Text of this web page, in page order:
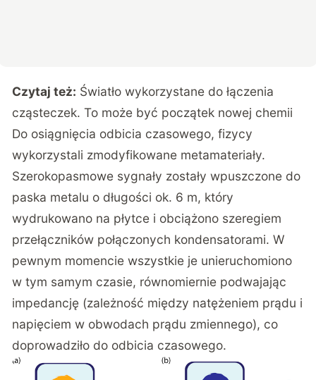
Czytaj też: Światło wykorzystane do łączenia
cząsteczek. To może być początek nowej chemii
Do osiągnięcia odbicia czasowego, fizycy
wykorzystali zmodyfikowane metamateriały.
Szerokopasmowe sygnały zostały wpuszczone do
paska metalu o długości ok. 6 m, który
wydrukowano na płytce i obciążono szeregiem
przełączników połączonych kondensatorami. W
pewnym momencie wszystkie je unieruchomiono
w tym samym czasie, równomiernie podwajając
impedancję (zależność między natężeniem prądu i
napięciem w obwodach prądu zmiennego), co
doprowadziło do odbicia czasowego.